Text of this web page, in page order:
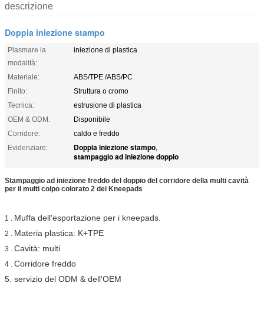
descrizione
Doppia iniezione stampo
Plasmare la
modalità:
iniezione di plastica
Materiale:
ABS/TPE /ABS/PC
Finito:
Struttura o cromo
Tecnica:
estrusione di plastica
OEM & ODM:
Disponibile
Corridore:
caldo e freddo
Evidenziare:
Doppia iniezione stampo,
stampaggio ad iniezione doppio
Stampaggio ad iniezione freddo del doppio del corridore della multi cavità
per il multi colpo colorato 2 dei Kneepads
1 . Muffa dell'esportazione per i kneepads.
2 . Materia plastica: K+TPE
3 . Cavità: multi
4 . Corridore freddo
5. servizio del ODM & dell'OEM